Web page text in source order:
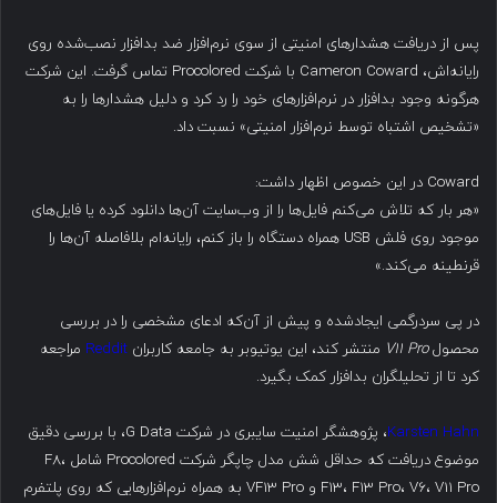
پس از دریافت هشدارهای امنیتی از سوی نرم‌افزار ضد بدافزار نصب‌شده روی
رایانه‌اش، Cameron Coward با شرکت Procolored تماس گرفت. این شرکت
هرگونه وجود بدافزار در نرم‌افزارهای خود را رد کرد و دلیل هشدارها را به
«تشخیص اشتباه توسط نرم‌افزار امنیتی» نسبت داد.
Coward در این خصوص اظهار داشت:
«هر بار که تلاش می‌کنم فایل‌ها را از وب‌سایت آن‌ها دانلود کرده یا فایل‌های
موجود روی فلش USB همراه دستگاه را باز کنم، رایانه‌ام بلافاصله آن‌ها را
قرنطینه می‌کند.»
در پی سردرگمی ایجادشده و پیش از آن‌که ادعای مشخصی را در بررسی
محصولV11 Pro منتشر کند، این یوتیوبر به جامعه کاربران Reddit مراجعه
کرد تا از تحلیلگران بدافزار کمک بگیرد.
Karsten Hahn
، پژوهشگر امنیت سایبری در شرکت G Data، با بررسی دقیق
موضوع دریافت که حداقل شش مدل چاپگر شرکت Procolored شامل F8،
F13، F13 Pro، V6، V11 Pro و VF13 Pro به همراه نرم‌افزارهایی که روی پلتفرم